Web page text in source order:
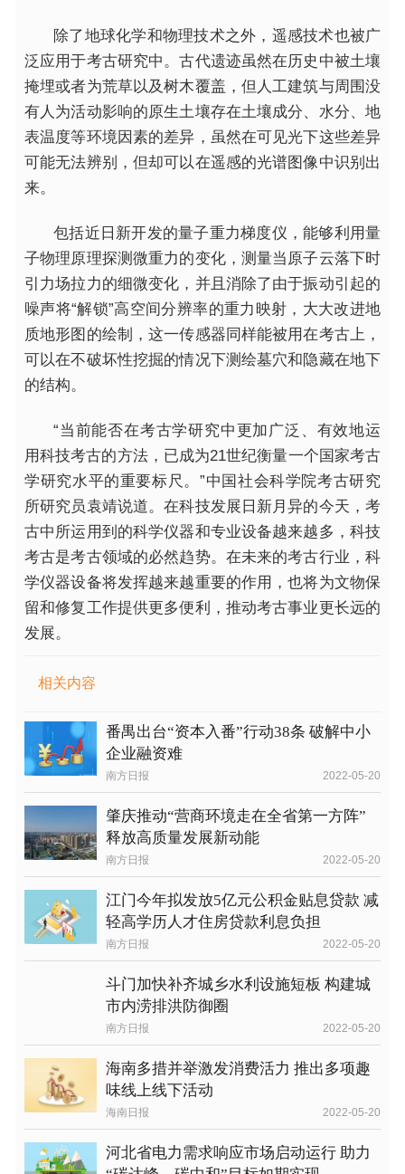
除了地球化学和物理技术之外，遥感技术也被广
泛应用于考古研究中。古代遗迹虽然在历史中被土壤
掩埋或者为荒草以及树木覆盖，但人工建筑与周围没
有人为活动影响的原生土壤存在土壤成分、水分、地
表温度等环境因素的差异，虽然在可见光下这些差异
可能无法辨别，但却可以在遥感的光谱图像中识别出
来。
包括近 日新开发的量子重力梯度仪，能够利用量
子物理原理探测微重力的变化，测量当原子云落下时
引力场拉力的细微变化，并且消除了由于振动引起的
噪声将“解锁”高空间分辨率的重力映射， 大大改进地
质地形图的绘制，这一传感器同样能被用在考古上，
可以在不破坏性挖掘的情况下测绘墓穴和隐藏在地下
的结构。
“当前能否在考古学研究中更加广泛、有效地运
用科技考古的方法，已成为21世纪衡量一个国家考古
学研究水平的重要标尺。”中国社会科学院考古研究
所研究员袁靖说道。在科技发展日新月异的今天，考
古中所运用到的科学仪器和专业设备越来越多，科技
考古是考古领域的必然趋势。在未来的考古行业，科
学仪器设备将发挥越来越重要的作用，也将为文物保
留和修复工作提供更多便利，推动考古事业更长远的
发展。
相关内容
番禺出台“资本入番”行动38条 破解中小
企业融资难
南方日报 2022-05-20
肇庆推动“营商环境走在全省第一方阵”
释放高质量发展新动能
南方日报 2022-05-20
江门今年拟发放5亿元公积金贴息贷款 减
轻高学历人才住房贷款利息负担
南方日报 2022-05-20
斗门加快补齐城乡水利设施短板 构建城
市内涝排洪防御圈
南方日报 2022-05-20
海南多措并举激发消费活力 推出多项趣
味线上线下活动
海南日报 2022-05-20
河北省电力需求响应市场启动运行 助力